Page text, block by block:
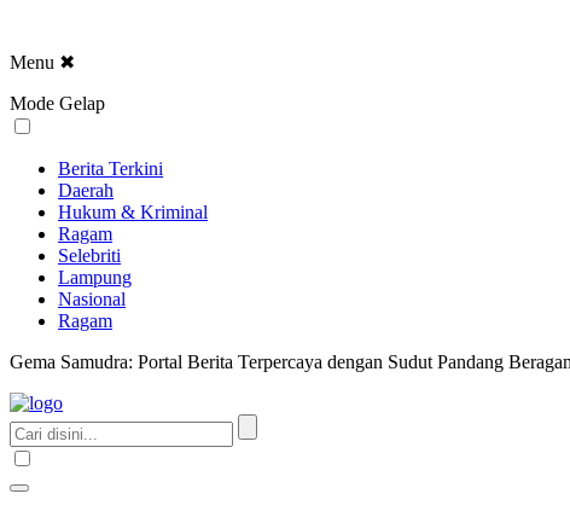
Menu ✖
Mode Gelap
Berita Terkini
Daerah
Hukum & Kriminal
Ragam
Selebriti
Lampung
Nasional
Ragam
Gema Samudra: Portal Berita Terpercaya dengan Sudut Pandang